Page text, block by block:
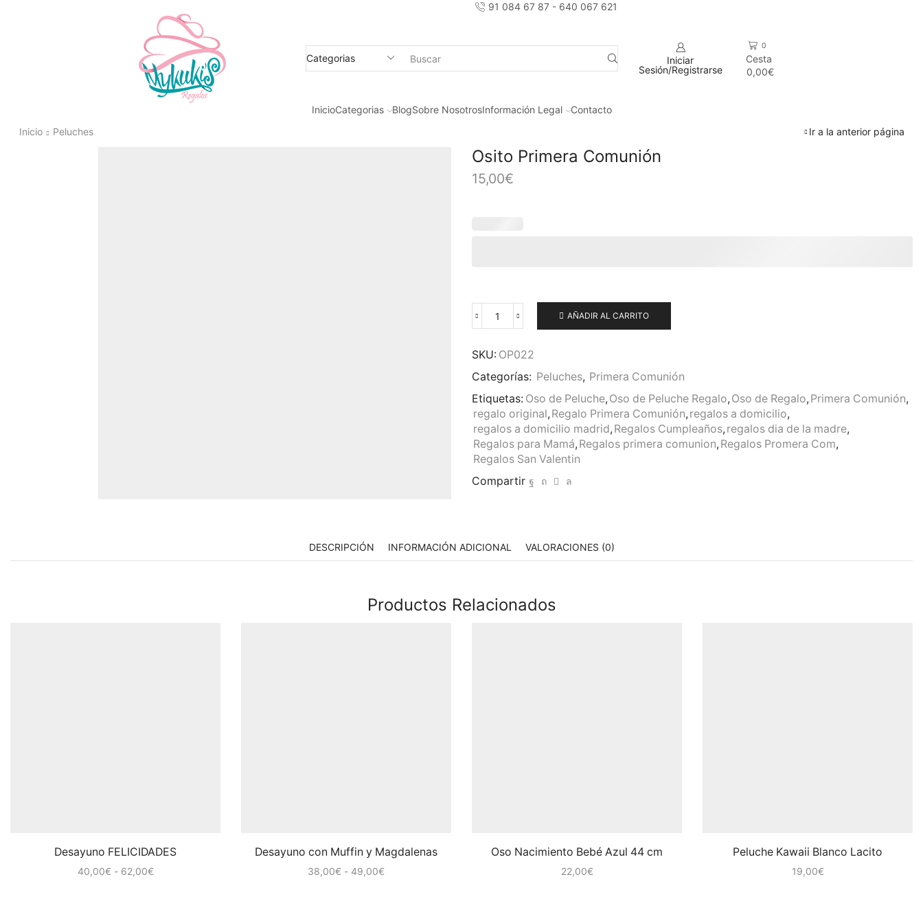
91 084 67 87 - 640 067 621
Iniciar
Sesión/Registrarse
0
Cesta
0,00€
InicioCategorias BlogSobre NosotrosInformación Legal
Contacto
Inicio
Peluches Ir a la anterior página
Osito Primera Comunión
15,00€
Osito
Comunión
AÑADIR AL CARRITO
SKU: OP022
Categorías: Peluches, Primera Comunión
Etiquetas: Oso de Peluche, Oso de Peluche Regalo, Oso de Regalo, Primera Comunión,
regalo original, Regalo Primera Comunión, regalos a domicilio,
regalos a domicilio madrid, Regalos Cumpleaños, regalos dia de la madre,
Regalos para Mamá, Regalos primera comunion, Regalos Promera Com,
Regalos San Valentin
Compartir
DESCRIPCIÓN INFORMACIÓN ADICIONAL VALORACIONES (0)
Productos Relacionados
Desayuno FELICIDADES
40,00€ - 62,00€Rango
Desayuno con Muffin y Magdalenas
38,00€ - 49,00€
Oso Nacimiento Bebé Azul 44 cm
22,00€
Peluche Kawaii Blanco Lacito
19,00€